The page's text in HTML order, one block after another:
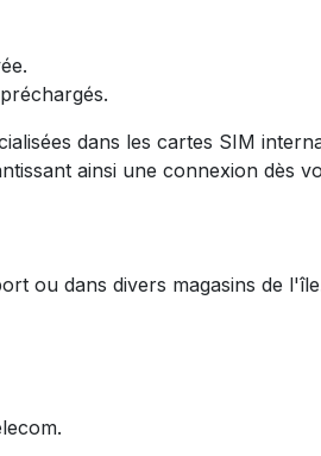
dans les cartes SIM
ainsi une connexion dès
ou dans divers magasins de